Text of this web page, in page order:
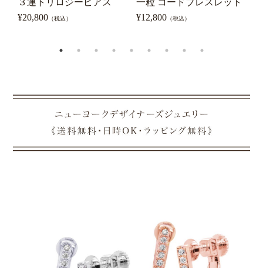
３連トリロジーピアス
¥20,800 （税込）
一粒 コードブレスレット
¥12,800 （税込）